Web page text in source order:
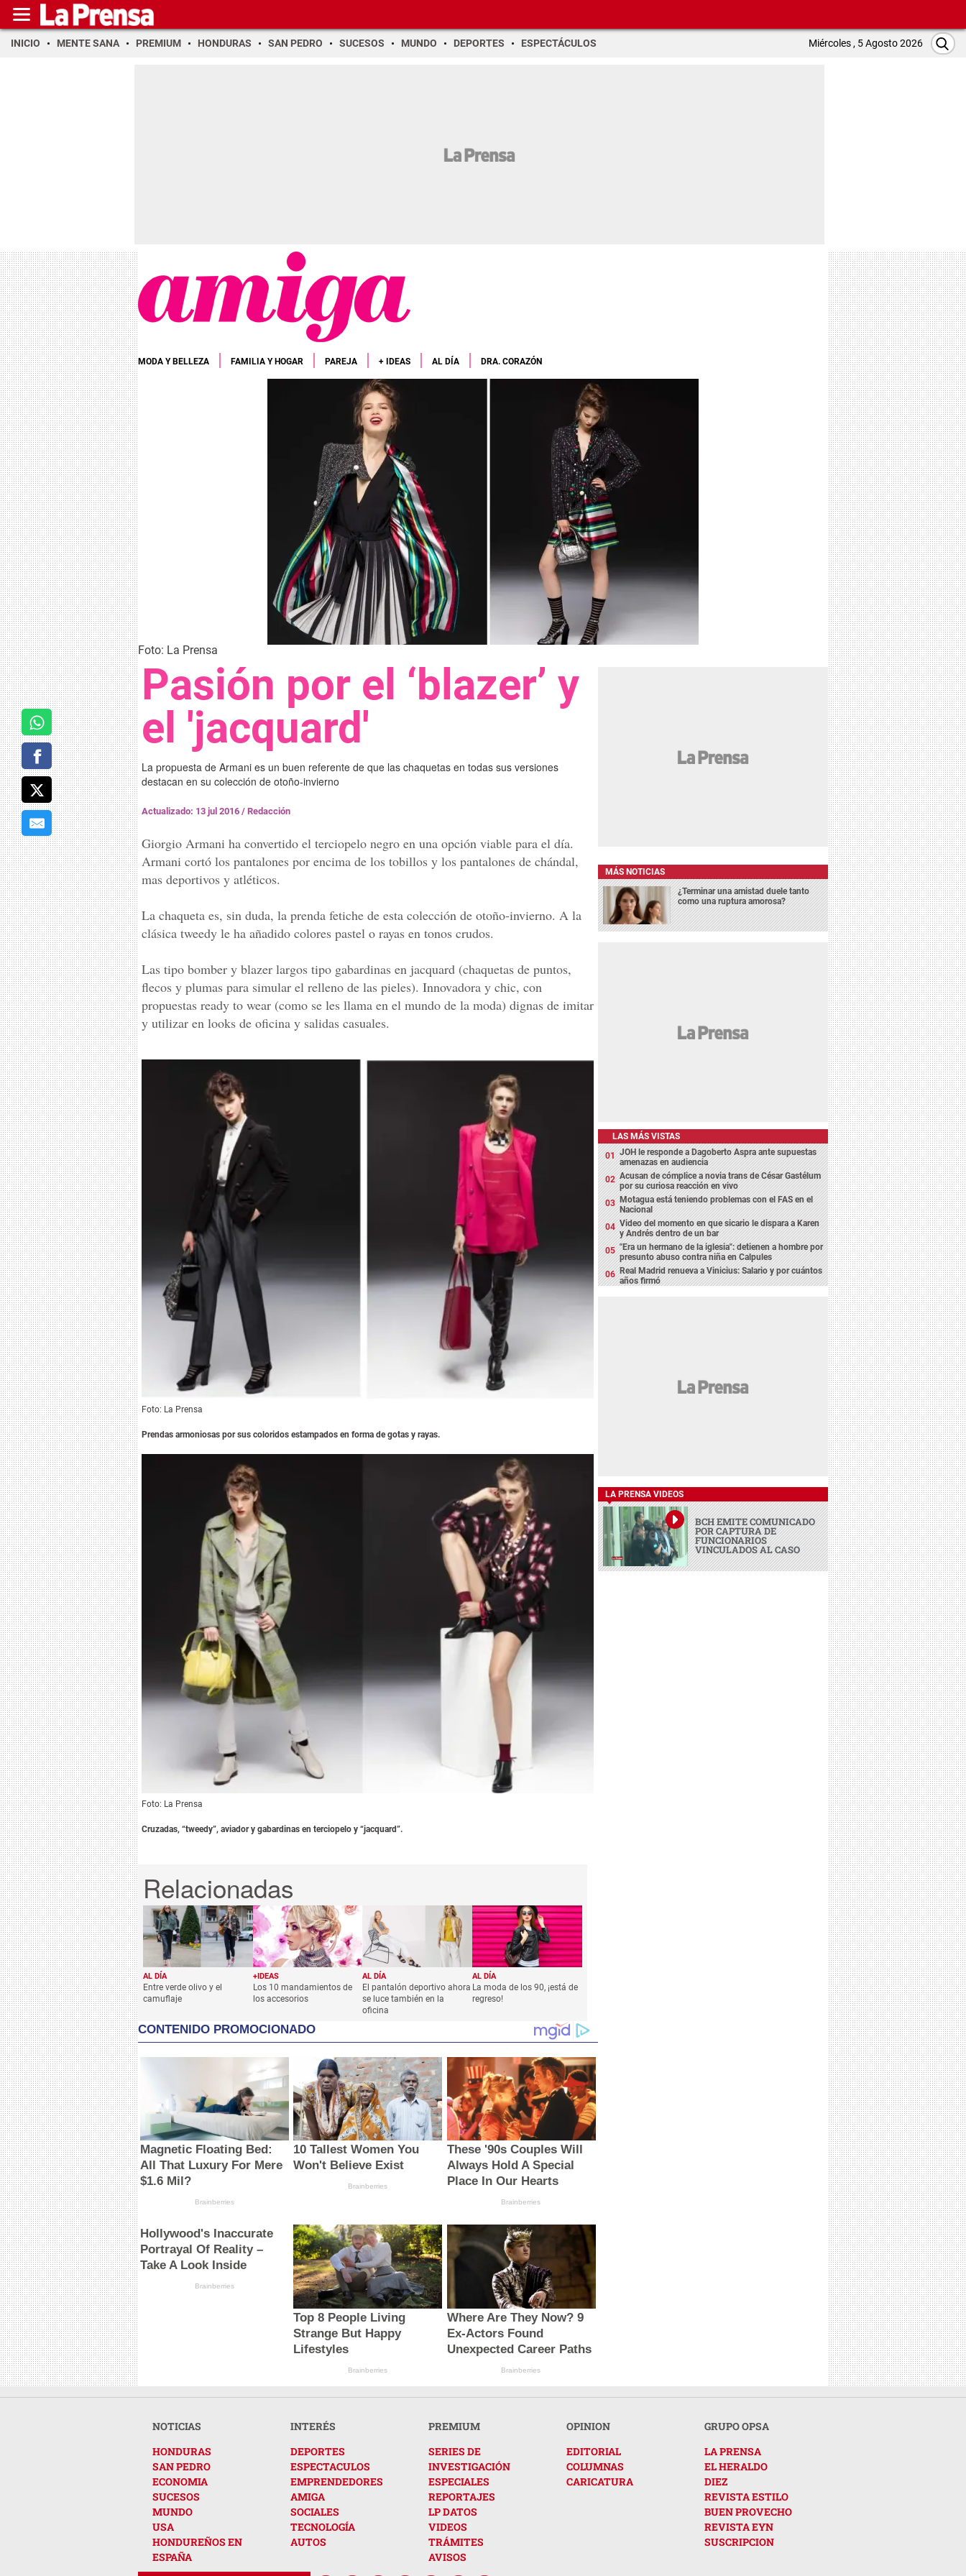
INICIO MENTE SANA PREMIUM HONDURAS SAN PEDRO SUCESOS MUNDO DEPORTES ESPECTÁCULOS Miércoles , 5 Agosto 2026
MODA Y BELLEZA FAMILIA Y HOGAR PAREJA + IDEAS AL DÍA DRA. CORAZÓN
Foto: La Prensa
Pasión por el ‘blazer’ y
el 'jacquard'
La propuesta de Armani es un buen referente de que las chaquetas en todas sus versiones
destacan en su colección de otoño-invierno
Actualizado: 13 jul 2016 / Redacción
Giorgio Armani ha convertido el terciopelo negro en una opción viable para el día.
Armani cortó los pantalones por encima de los tobillos y los pantalones de chándal,
mas deportivos y atléticos.
La chaqueta es, sin duda, la prenda fetiche de esta colección de otoño-invierno. A la
clásica tweedy le ha añadido colores pastel o rayas en tonos crudos.
Las tipo bomber y blazer largos tipo gabardinas en jacquard (chaquetas de puntos,
flecos y plumas para simular el relleno de las pieles). Innovadora y chic, con
propuestas ready to wear (como se les llama en el mundo de la moda) dignas de imitar
y utilizar en looks de oficina y salidas casuales.
Foto: La Prensa
Prendas armoniosas por sus coloridos estampados en forma de gotas y rayas.
Foto: La Prensa
Cruzadas, “tweedy”, aviador y gabardinas en terciopelo y “jacquard”.
AL DÍA
Entre verde olivo y el
camuflaje
+IDEAS
Los 10 mandamientos de
los accesorios
AL DÍA
El pantalón deportivo ahora
se luce también en la
oficina
AL DÍA
La moda de los 90, ¡está de
regreso!
CONTENIDO PROMOCIONADO
Magnetic Floating Bed:
All That Luxury For Mere
$1.6 Mil?
Brainberries
10 Tallest Women You
Won't Believe Exist
Brainberries
These '90s Couples Will
Always Hold A Special
Place In Our Hearts
Brainberries
Hollywood's Inaccurate
Portrayal Of Reality –
Take A Look Inside
Brainberries
Top 8 People Living
Strange But Happy
Lifestyles
Brainberries
Where Are They Now? 9
Ex-Actors Found
Unexpected Career Paths
Brainberries
MÁS NOTICIAS
¿Terminar una amistad duele tanto
como una ruptura amorosa?
LAS MÁS VISTAS
JOH le responde a Dagoberto Aspra ante supuestas
amenazas en audiencia
Acusan de cómplice a novia trans de César Gastélum
por su curiosa reacción en vivo
Motagua está teniendo problemas con el FAS en el
Nacional
Video del momento en que sicario le dispara a Karen
y Andrés dentro de un bar
"Era un hermano de la iglesia": detienen a hombre por
presunto abuso contra niña en Calpules
Real Madrid renueva a Vinicius: Salario y por cuántos
años firmó
LA PRENSA VIDEOS
BCH EMITE COMUNICADO
POR CAPTURA DE
FUNCIONARIOS
VINCULADOS AL CASO
NOTICIAS
HONDURAS
SAN PEDRO
ECONOMIA
SUCESOS
MUNDO
USA
HONDUREÑOS EN
ESPAÑA
INTERÉS
DEPORTES
ESPECTACULOS
EMPRENDEDORES
AMIGA
SOCIALES
TECNOLOGÍA
AUTOS
PREMIUM
SERIES DE
INVESTIGACIÓN
ESPECIALES
REPORTAJES
LP DATOS
VIDEOS
TRÁMITES
AVISOS
OPINION
EDITORIAL
COLUMNAS
CARICATURA
GRUPO OPSA
LA PRENSA
EL HERALDO
DIEZ
REVISTA ESTILO
BUEN PROVECHO
REVISTA EYN
SUSCRIPCION